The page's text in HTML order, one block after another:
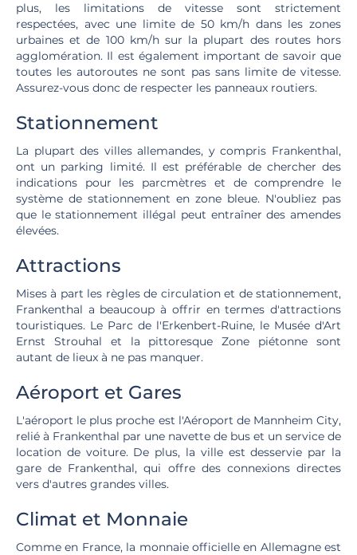
plus, les limitations de vitesse sont strictement
respectées, avec une limite de 50 km/h dans les zones
urbaines et de 100 km/h sur la plupart des routes hors
agglomération. Il est également important de savoir que
toutes les autoroutes ne sont pas sans limite de vitesse.
Assurez-vous donc de respecter les panneaux routiers.
Stationnement
La plupart des villes allemandes, y compris Frankenthal,
ont un parking limité. Il est préférable de chercher des
indications pour les parcmètres et de comprendre le
système de stationnement en zone bleue. N'oubliez pas
que le stationnement illégal peut entraîner des amendes
élevées.
Attractions
Mises à part les règles de circulation et de stationnement,
Frankenthal a beaucoup à offrir en termes d'attractions
touristiques. Le Parc de l'Erkenbert-Ruine, le Musée d'Art
Ernst Strouhal et la pittoresque Zone piétonne sont
autant de lieux à ne pas manquer.
Aéroport et Gares
L'aéroport le plus proche est l'Aéroport de Mannheim City,
relié à Frankenthal par une navette de bus et un service de
location de voiture. De plus, la ville est desservie par la
gare de Frankenthal, qui offre des connexions directes
vers d'autres grandes villes.
Climat et Monnaie
Comme en France, la monnaie officielle en Allemagne est